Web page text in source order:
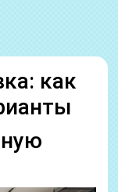
как